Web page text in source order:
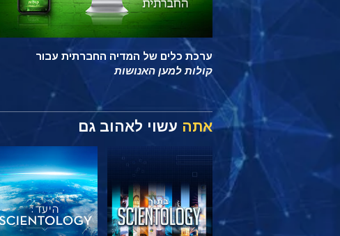
ערכת כלים של המדיה החברתית עבור
קולות למען האנושות
אתה עשוי לאהוב גם